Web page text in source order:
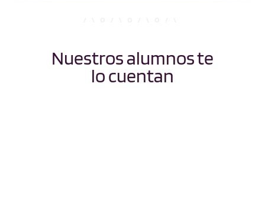
Nuestros alumnos te
lo cuentan